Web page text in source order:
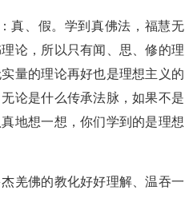
真、假。学到真佛法，福慧无
论，所以只有闻、思、修的理
量的理论再好也是理想主义的
论是什么传承法脉，如果不是
地想一想，你们学到的是理想
羌佛的教化好好理解、温吞一